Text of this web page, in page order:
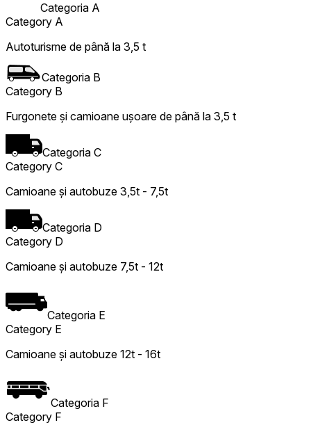
Categoria A
Category A
Autoturisme de până la 3,5 t
Categoria B
Category B
Furgonete și camioane ușoare de până la 3,5 t
Categoria C
Category C
Camioane și autobuze 3,5t - 7,5t
Categoria D
Category D
Camioane și autobuze 7,5t - 12t
Categoria E
Category E
Camioane și autobuze 12t - 16t
Categoria F
Category F